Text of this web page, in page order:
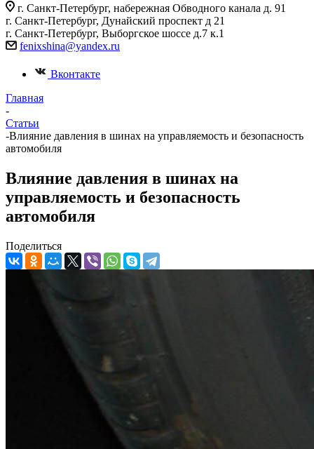
г. Санкт-Петербург, набережная Обводного канала д. 91
г. Санкт-Петербург, Дунайский проспект д 21
г. Санкт-Петербург, Выборгское шоссе д.7 к.1
fenixshina@yandex.ru
Вконтакте
Главная
-
Статьи
-Влияние давления в шинах на управляемость и безопасность
автомобиля
Влияние давления в шинах на
управляемость и безопасность
автомобиля
Поделиться